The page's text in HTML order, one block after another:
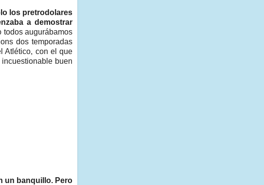
los pretrodolares
a demostrar
todos augurábamos
dos temporadas
Atlético, con el que
buen
un banquillo. Pero